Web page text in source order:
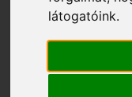
látogatóink.
2 570 Ft